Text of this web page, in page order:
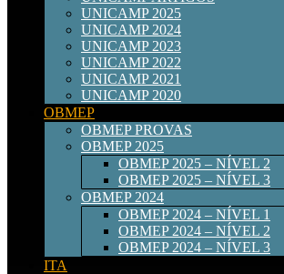
UNICAMP 2025
UNICAMP 2024
UNICAMP 2023
UNICAMP 2022
UNICAMP 2021
UNICAMP 2020
OBMEP
OBMEP PROVAS
OBMEP 2025
OBMEP 2025 – NÍVEL 2
OBMEP 2025 – NÍVEL 3
OBMEP 2024
OBMEP 2024 – NÍVEL 1
OBMEP 2024 – NÍVEL 2
OBMEP 2024 – NÍVEL 3
ITA